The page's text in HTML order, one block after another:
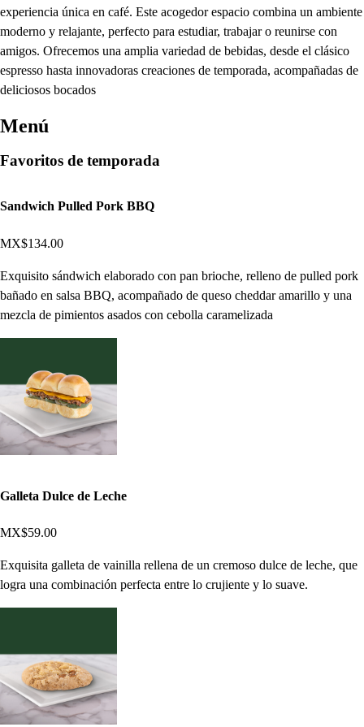
experiencia única en café. Este acogedor espacio combina un ambiente
moderno y relajante, perfecto para estudiar, trabajar o reunirse con
amigos. Ofrecemos una amplia variedad de bebidas, desde el clásico
espresso hasta innovadoras creaciones de temporada, acompañadas de
deliciosos bocados
Menú
Favoritos de temporada
Sandwich Pulled Pork BBQ
MX$134.00
Exquisito sándwich elaborado con pan brioche, relleno de pulled pork
bañado en salsa BBQ, acompañado de queso cheddar amarillo y una
mezcla de pimientos asados con cebolla caramelizada
Galleta Dulce de Leche
MX$59.00
Exquisita galleta de vainilla rellena de un cremoso dulce de leche, que
logra una combinación perfecta entre lo crujiente y lo suave.